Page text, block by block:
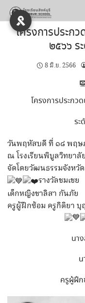
Skip
to
contentโครงการประก
๒๕๖๖ ร
8 มิ.ย. 2566
โครงการประกว
ระ
วันพฤหัสบดี ที่ ๑๘ พฤษ
ณ โรงเรียนพิบูลวิทยา
จัดโดยวัฒนธรรมจังหวั
รางวัลชมเชย
เด็กหญิงชาลิสา กันภัย
ครูผู้ฝึกซ้อม ครูกิติยา บุ
นา
ครูผู้ฝึก